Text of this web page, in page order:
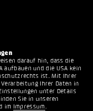
darauf hin, dass die
aufbauen und die USA kein
ist. Mit Ihrer
Ihrer Daten in
unter Details
Sie in unseren
im Impressum .